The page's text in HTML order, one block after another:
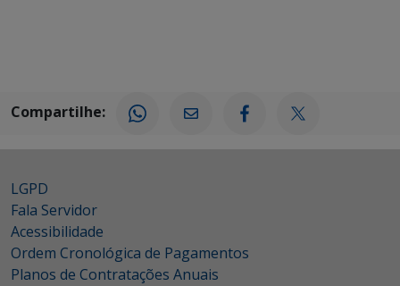
Compartilhe:
LGPD
Fala Servidor
Acessibilidade
Ordem Cronológica de Pagamentos
Planos de Contratações Anuais